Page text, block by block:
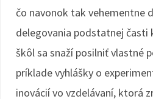
čo navonok tak vehementne
delegovania podstatnej časti
škôl sa snaží posilniť vlastné
príklade vyhlášky o
inovácií vo vzdelávaní, ktorá